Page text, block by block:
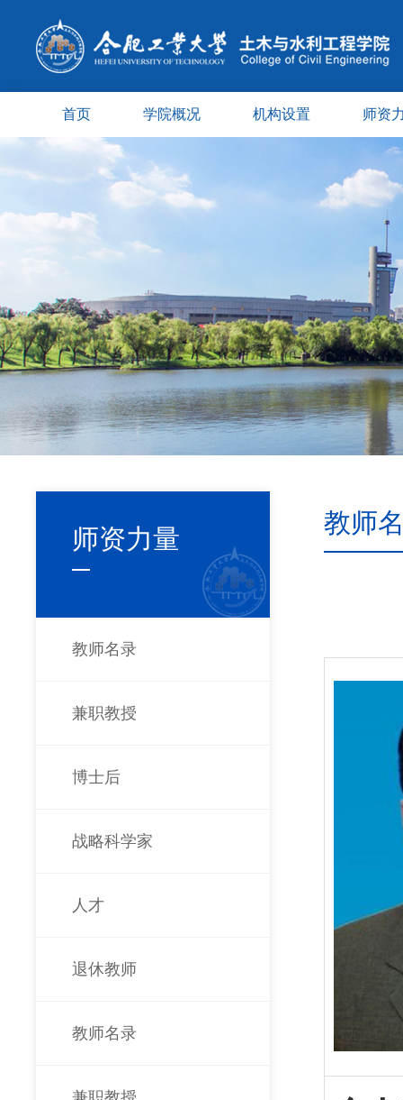
首页 学院概况 机构设置 师资
师资力量
教师名录
兼职教授
博士后
战略科学家
人才
退休教师
教师名录
教师